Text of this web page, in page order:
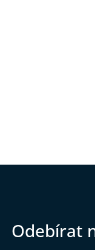
Odebírat